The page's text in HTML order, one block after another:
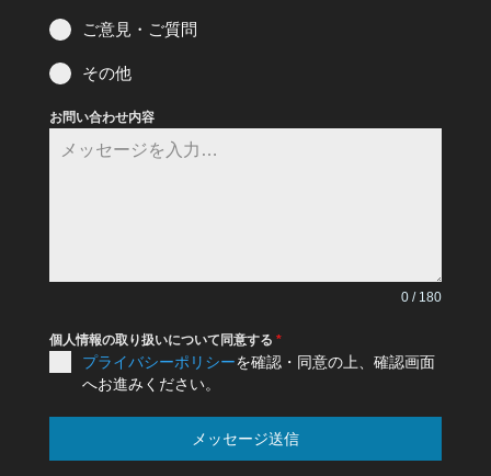
ご意見・ご質問
その他
お問い合わせ内容
0 / 180
個人情報の取り扱いについて同意する *
プライバシーポリシーを確認・同意の上、確認画面
へお進みください。
メッセージ送信